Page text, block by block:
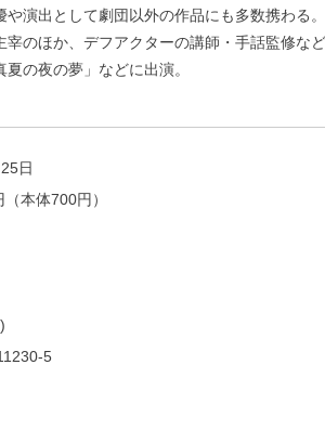
演出として劇団以外の作品にも多数携わる
のほか、デフアクターの講師・手話監修な
の夜の夢」などに出演。
日
（本体700円）
5